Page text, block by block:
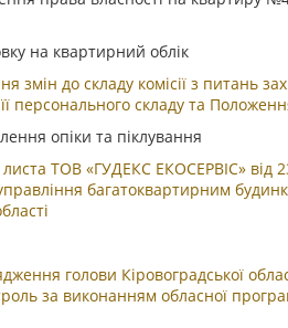
на квартирний облік
до складу комісії з питань
персонального складу та
опіки та піклування
ТОВ «ГУДЕКС ЕКОСЕРВІС»
багатоквартирним
голови Кіровоградської
за виконанням обласної